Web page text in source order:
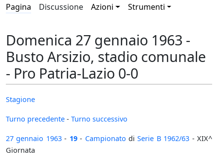
Pagina Discussione Azioni Strumenti
Domenica 27 gennaio 1963 -
Busto Arsizio, stadio comunale
- Pro Patria-Lazio 0-0
Stagione
Turno precedente - Turno successivo
27 gennaio 1963- 19- Campionato diSerie B 1962/63 - XIX^
Giornata